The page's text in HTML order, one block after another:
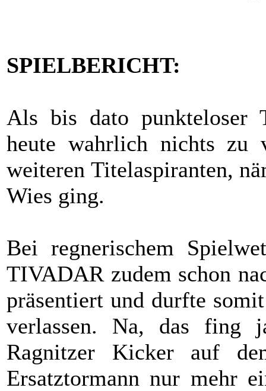
SPIELBERICHT:
Als bis dato punkteloser
heute wahrlich nichts zu
weiteren Titelaspiranten,
Wies ging.
Bei regnerischem
TIVADAR zudem schon
präsentiert und durfte
verlassen. Na, das fing
Ragnitzer Kicker auf
Ersatztormann nur mehr